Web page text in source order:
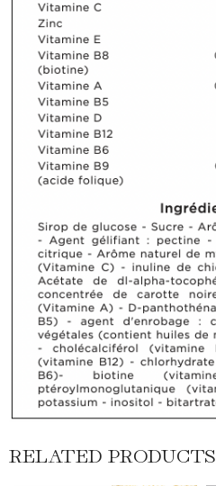
RELATED PRODUCTS